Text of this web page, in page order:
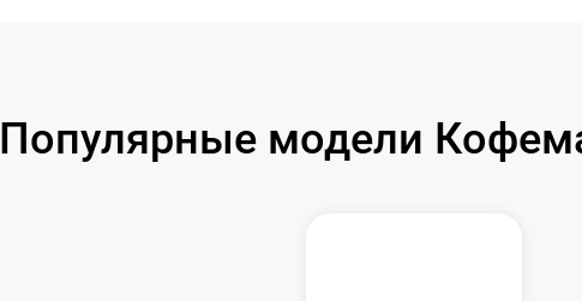
Популярные модели